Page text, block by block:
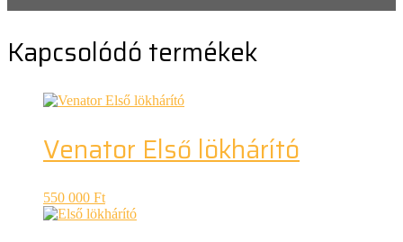
Kapcsolódó termékek
Venator Első lökhárító
550 000 Ft